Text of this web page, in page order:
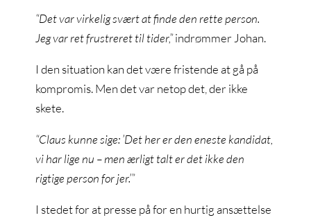
“Det var virkelig svært at finde den rette person.
Jeg var ret frustreret til tider,”indrømmer Johan.
I den situation kan det være fristende at gå på
kompromis. Men det var netop det, der ikke
skete.
“Claus kunne sige: ’Det her er den eneste kandidat,
vi har lige nu – men ærligt talt er det ikke den
rigtige person for jer.’”
I stedet for at presse på for en hurtig ansættelse